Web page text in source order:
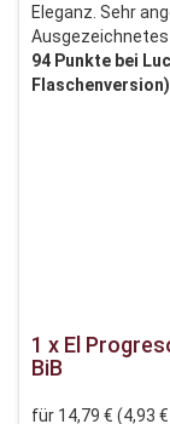
Eleganz. Sehr
94 Punkte bei
1 x El
BiB
für 14,79 € (4,93